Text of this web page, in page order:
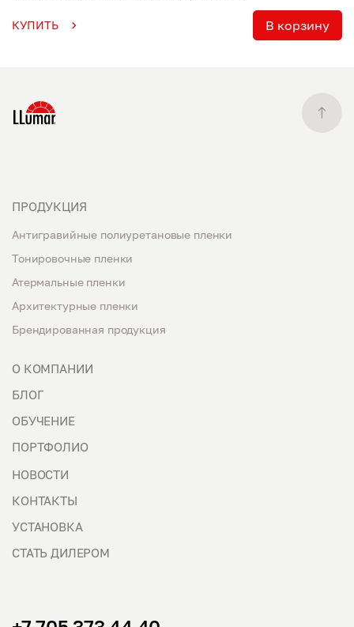
КУПИТЬ В корзину
ПРОДУКЦИЯ
Антигравийные полиуретановые пленки
Тонировочные пленки
Атермальные пленки
Архитектурные пленки
Брендированная продукция
О КОМПАНИИ
БЛОГ
ОБУЧЕНИЕ
ПОРТФОЛИО
НОВОСТИ
КОНТАКТЫ
УСТАНОВКА
СТАТЬ ДИЛЕРОМ